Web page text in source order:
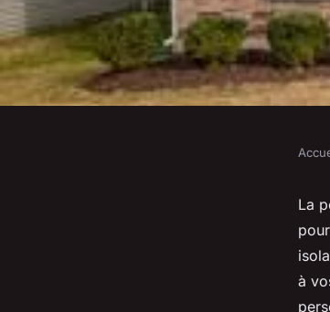
Tout savoir
sectionnelle
La
à